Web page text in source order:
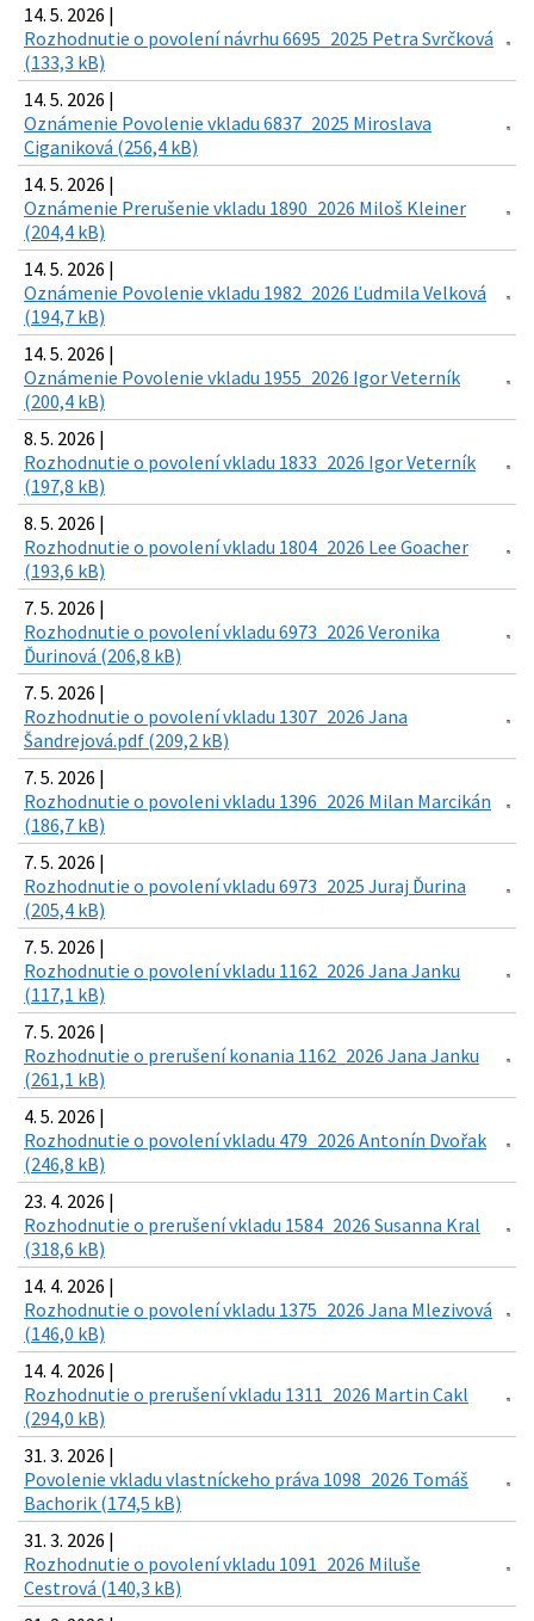
14. 5. 2026 |
Rozhodnutie o povolení návrhu 6695_2025 Petra Svrčková
(133,3 kB)
14. 5. 2026 |
Oznámenie Povolenie vkladu 6837_2025 Miroslava
Ciganiková (256,4 kB)
14. 5. 2026 |
Oznámenie Prerušenie vkladu 1890_2026 Miloš Kleiner
(204,4 kB)
14. 5. 2026 |
Oznámenie Povolenie vkladu 1982_2026 Ľudmila Velková
(194,7 kB)
14. 5. 2026 |
Oznámenie Povolenie vkladu 1955_2026 Igor Veterník
(200,4 kB)
8. 5. 2026 |
Rozhodnutie o povolení vkladu 1833_2026 Igor Veterník
(197,8 kB)
8. 5. 2026 |
Rozhodnutie o povolení vkladu 1804_2026 Lee Goacher
(193,6 kB)
7. 5. 2026 |
Rozhodnutie o povolení vkladu 6973_2026 Veronika
Ďurinová (206,8 kB)
7. 5. 2026 |
Rozhodnutie o povolení vkladu 1307_2026 Jana
Šandrejová.pdf (209,2 kB)
7. 5. 2026 |
Rozhodnutie o povoleni vkladu 1396_2026 Milan Marcikán
(186,7 kB)
7. 5. 2026 |
Rozhodnutie o povolení vkladu 6973_2025 Juraj Ďurina
(205,4 kB)
7. 5. 2026 |
Rozhodnutie o povolení vkladu 1162_2026 Jana Janku
(117,1 kB)
7. 5. 2026 |
Rozhodnutie o prerušení konania 1162_2026 Jana Janku
(261,1 kB)
4. 5. 2026 |
Rozhodnutie o povolení vkladu 479_2026 Antonín Dvořak
(246,8 kB)
23. 4. 2026 |
Rozhodnutie o prerušení vkladu 1584_2026 Susanna Kral
(318,6 kB)
14. 4. 2026 |
Rozhodnutie o povolení vkladu 1375_2026 Jana Mlezivová
(146,0 kB)
14. 4. 2026 |
Rozhodnutie o prerušení vkladu 1311_2026 Martin Cakl
(294,0 kB)
31. 3. 2026 |
Povolenie vkladu vlastníckeho práva 1098_2026 Tomáš
Bachorik (174,5 kB)
31. 3. 2026 |
Rozhodnutie o povolení vkladu 1091_2026 Miluše
Cestrová (140,3 kB)